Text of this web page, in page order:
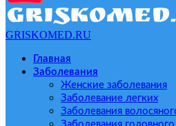
GRISKOMED.RU
Главная
Заболевания
Женские заболевания
Заболевание легких
Заболевания